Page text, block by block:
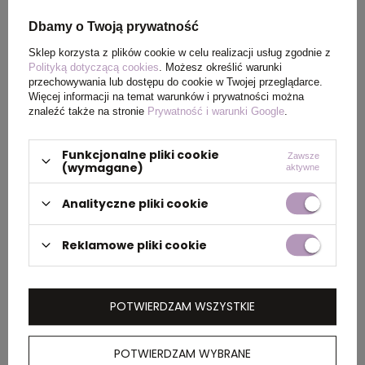
PAKOWANIE
kartonu
zewnętrznego
zewnętrznego
13 kg
Męska koszulka z krótkim rękawem Heros jest
Dbamy o Twoją prywatność
Sklep korzysta z plików cookie w celu realizacji usług zgodnie z
Polityką dotyczącą cookies . Możesz określić warunki
przechowywania lub dostępu do cookie w Twojej przeglądarce.
Więcej informacji na temat warunków i prywatności można
znaleźć także na stronie Prywatność i warunki Google
Funkcjonalne pliki cookie
(wymagane)
Zawsze
aktywne
Analityczne pliki cookie
Reklamowe pliki cookie
POTWIERDZAM WYBRANE
POTWIERDZAM WSZYSTKIE